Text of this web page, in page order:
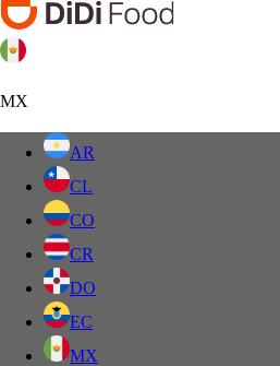
MX
AR
CL
CO
CR
DO
EC
MX